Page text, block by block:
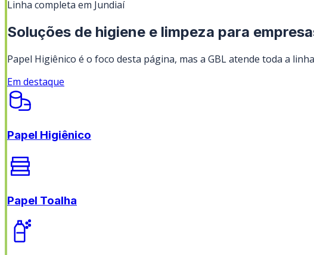
Linha completa em Jundiaí
Soluções de higiene e limpeza para
Papel Higiênico é o foco desta página, mas a GBL atende toda a
Em destaque
Papel Higiênico
Papel Toalha